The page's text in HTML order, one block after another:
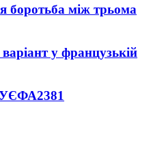
боротьба між трьома
у французькій
УЄФА2381